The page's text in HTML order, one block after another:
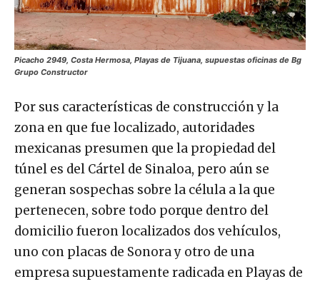
Picacho 2949, Costa Hermosa, Playas de Tijuana, supuestas oficinas de Bg
Grupo Constructor
Por sus características de construcción y la
zona en que fue localizado, autoridades
mexicanas presumen que la propiedad del
túnel es del Cártel de Sinaloa, pero aún se
generan sospechas sobre la célula a la que
pertenecen, sobre todo porque dentro del
domicilio fueron localizados dos vehículos,
uno con placas de Sonora y otro de una
empresa supuestamente radicada en Playas de